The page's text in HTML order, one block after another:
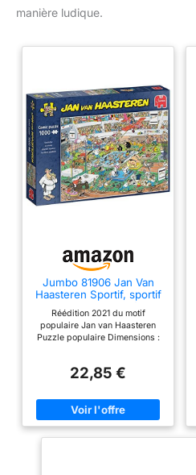
manière ludique.
Jumbo 81906 Jan Van
Haasteren Sportif, sportif
Réédition 2021 du motif
populaire Jan van Haasteren
Puzzle populaire Dimensions :
22,85 €